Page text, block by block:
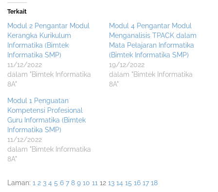
Terkait
Modul 2 Pengantar Modul
Kerangka Kurikulum
Informatika (Bimtek
Informatika SMP)
11/12/2022
dalam "Bimtek Informatika
8A"
Modul 4 Pengantar Modul
Menganalisis TPACK dalam
Mata Pelajaran Informatika
(Bimtek Informatika SMP)
19/12/2022
dalam "Bimtek Informatika
8A"
Modul 1 Penguatan
Kompetensi Profesional
Guru Informatika (Bimtek
Informatika SMP)
11/12/2022
dalam "Bimtek Informatika
8A"
Laman: 1 2 3 4 5 6 7 8 9 10 11 12 13 14 15 16 17 18